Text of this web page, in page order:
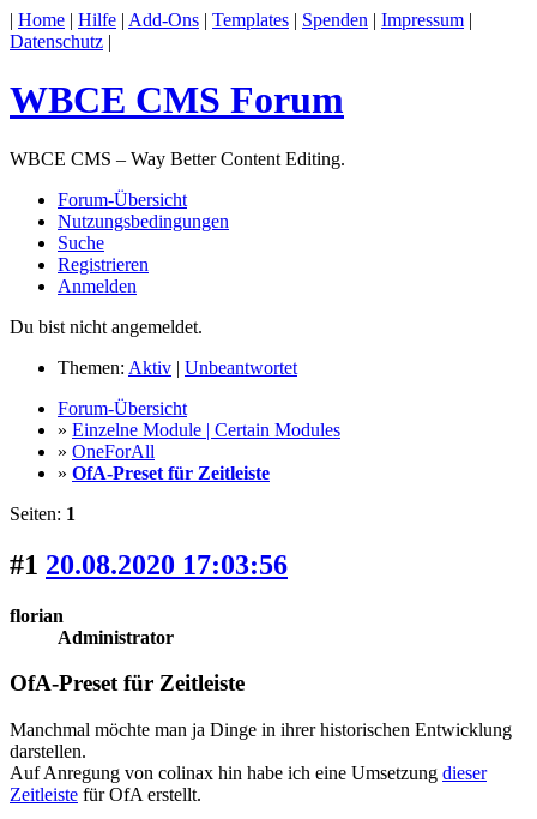
| Home | Hilfe | Add-Ons | Templates | Spenden | Impressum |
Datenschutz |
WBCE CMS Forum
WBCE CMS – Way Better Content Editing.
Forum-Übersicht
Nutzungsbedingungen
Suche
Registrieren
Anmelden
Du bist nicht angemeldet.
Themen: Aktiv | Unbeantwortet
Forum-Übersicht
» Einzelne Module | Certain Modules
» OneForAll
» OfA-Preset für Zeitleiste
Seiten: 1
#1 20.08.2020 17:03:56
florian
Administrator
OfA-Preset für Zeitleiste
Manchmal möchte man ja Dinge in ihrer historischen Entwicklung
darstellen.
Auf Anregung von colinax hin habe ich eine Umsetzung dieser
Zeitleiste für OfA erstellt.